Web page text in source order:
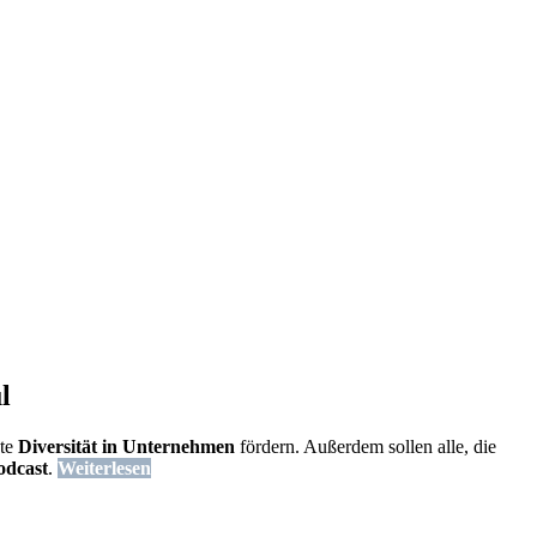
Diversität in Unternehmen fördern. Außerdem sollen alle, die
. Weiterlesen